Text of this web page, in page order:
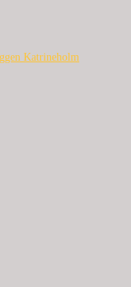
Katrineholm